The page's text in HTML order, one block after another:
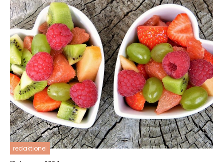
redaktionel